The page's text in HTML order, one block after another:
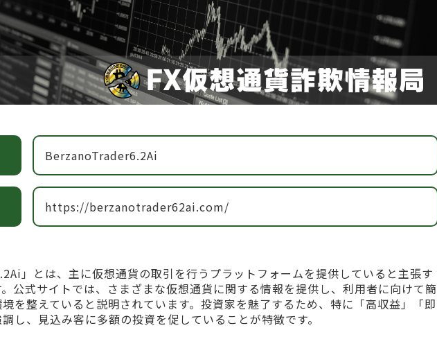
BerzanoTrader6.2Ai
https://berzanotrader62ai.com/
」とは、主に仮想通貨の取引を行うプラットフォームを提供していると主張す
公式サイトでは、さまざまな仮想通貨に関する情報を提供し、利用者に向けて簡
を整えていると説明されています。投資家を魅了するため、特に「高収益」「即
し、見込み客に多額の投資を促していることが特徴です。